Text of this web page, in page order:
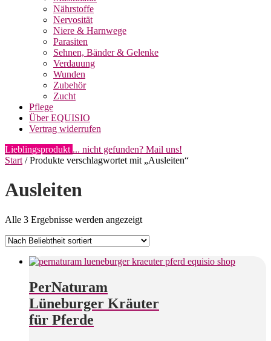
Nährstoffe
Nervosität
Niere & Harnwege
Parasiten
Sehnen, Bänder & Gelenke
Verdauung
Wunden
Zubehör
Zucht
Pflege
Über EQUISIO
Vertrag widerrufen
Lieblingsprodukt ... nicht gefunden? Mail uns!
Start / Produkte verschlagwortet mit „Ausleiten“
Ausleiten
Alle 3 Ergebnisse werden angezeigtNach
sortiert
PerNaturam
Lüneburger Kräuter
für Pferde